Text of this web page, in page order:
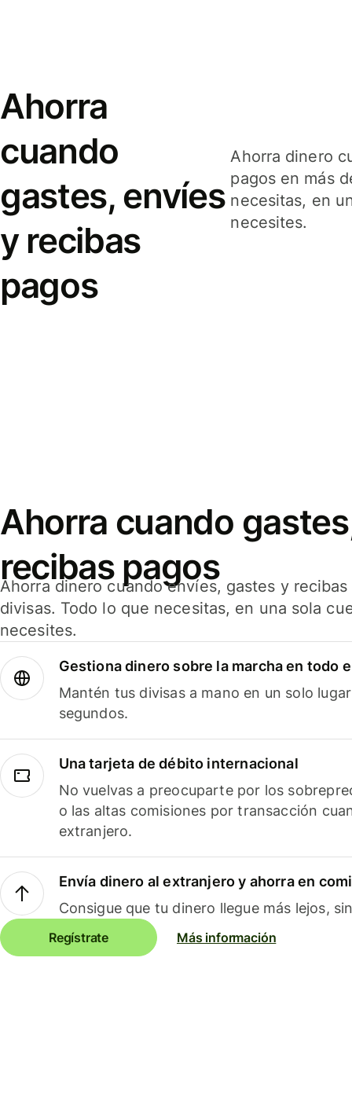
Ahorra
cuando
gastes, envíes
y recibas
pagos
Ahorra dinero
pagos en más
necesitas, en
necesites.
Ahorra cuando
recibas pagos
Ahorra dinero cuando envíes, gastes y
divisas. Todo lo que necesitas, en una sola
necesites.
Gestiona dinero sobre la marcha en todo
Mantén tus divisas a mano en un solo
segundos.
Una tarjeta de débito internacional
No vuelvas a preocuparte por los
o las altas comisiones por transacción
extranjero.
Envía dinero al extranjero y ahorra en
Consigue que tu dinero llegue más lejos,
Regístrate Más información